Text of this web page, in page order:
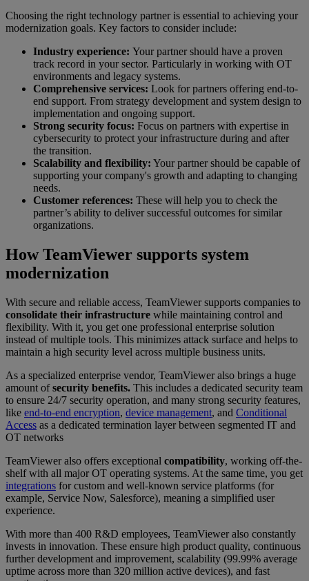
Choosing the right technology partner is essential to achieving your
modernization goals. Key factors to consider include:
Industry experience: Your partner should have a proven
track record in your sector. Particularly in working with OT
environments and legacy systems.
Comprehensive services: Look for partners offering end-to-
end support. From strategy development and system design to
implementation and ongoing support.
Strong security focus: Focus on partners with expertise in
cybersecurity to protect your infrastructure during and after
the transition.
Scalability and flexibility: Your partner should be capable of
supporting your company's growth and adapting to changing
needs.
Customer references: These will help you to check the
partner’s ability to deliver successful outcomes for similar
organizations.
How TeamViewer supports system
modernization
With secure and reliable access, TeamViewer supports companies to
consolidate their infrastructure while maintaining control and
flexibility. With it, you get one professional enterprise solution
instead of multiple tools. This minimizes attack surface and helps to
maintain a high security level across multiple business units.
As a specialized enterprise vendor, TeamViewer also brings a huge
amount ofsecurity benefits. This includes a dedicated security team
to ensure 24/7 security operation, and many strong security features,
like end-to-end encryption, device management, and Conditional
Access as a dedicated termination layer between segmented IT and
OT networks
TeamViewer also offers exceptional compatibility, working off-the-
shelf with all major OT operating systems. At the same time, you get
integrations for custom and well-known service platforms (for
example, Service Now, Salesforce), meaning a simplified user
experience.
With more than 400 R&D employees, TeamViewer also constantly
invests in innovation. These ensure high product quality, continuous
further development and improvement, scalability (99.99% average
uptime across more than 320 million active devices), and fast